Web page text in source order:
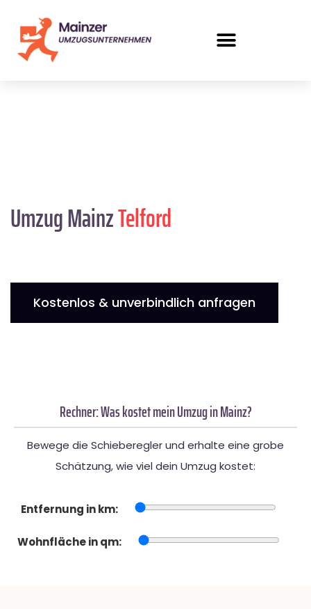
Umzug MainzTelford
Kostenlos & unverbindlich anfragen
Rechner: Was kostet mein Umzug in Mainz?
Bewege die Schieberegler und erhalte eine grobe
Schätzung, wie viel dein Umzug kostet:
Entfernung in km:
Wohnfläche in qm: